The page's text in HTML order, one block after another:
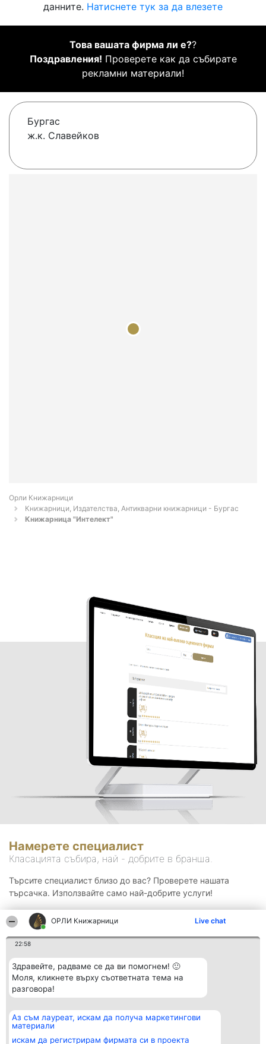
ОРЛИ Книжарници Live chat
22:58
Здравейте, радваме се да ви помогнем! 🙂
Моля, кликнете върху съответната тема на
разговора!
Аз съм лауреат, искам да получа маркетингови
материали
искам да регистрирам фирмата си в проекта
данните. Натиснете тук за да влезете
Това вашата фирма ли е??
Поздравления! Проверете как да събирате
рекламни материали!
Бургас
ж.к. Славейков
Орли Книжарници
Книжарници, Издателства, Антикварни книжарници - Бургас
Книжарница "Интелект"
Намерете специалист
Класацията събира, най - добрите в бранша.
Търсите специалист близо до вас? Проверете нашата
търсачка. Използвайте само най-добрите услуги!
Организатор на
класиране
Класация Контакти